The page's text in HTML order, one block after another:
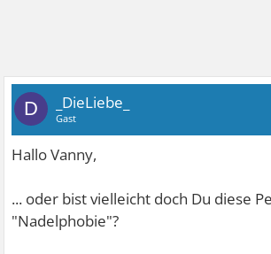
D _DieLiebe_
Gast
Hallo Vanny,
... oder bist vielleicht doch Du diese
"Nadelphobie"?